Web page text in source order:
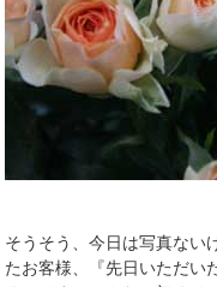
そうそう、今日は写真ない
たお客様、『先日いただい